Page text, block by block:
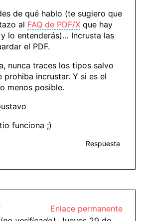
de qué hablo (te sugiero que
al FAQ de PDF/X que hay
lo entenderás)… Incrusta las
el PDF.
nunca traces los tipos salvo
prohiba incrustar. Y si es el
menos posible.
funciona ;)
Respuesta
Enlace permanente